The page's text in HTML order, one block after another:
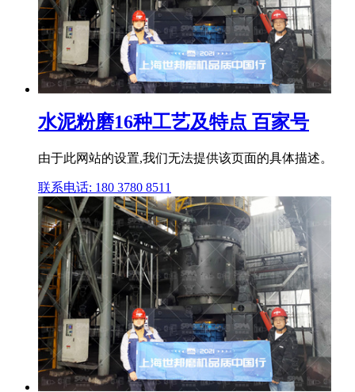
水泥粉磨16种工艺及特点 百家号
由于此网站的设置,我们无法提供该页面的具体描述。
联系电话: 180 3780 8511